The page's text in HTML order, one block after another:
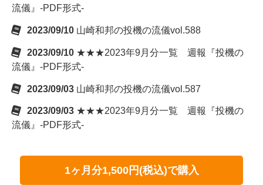
流儀』-PDF形式-
2023/09/10 山崎和邦の投機の流儀vol.588
2023/09/10 ★★★2023年9月分一覧 週報『投機の
流儀』-PDF形式-
2023/09/03 山崎和邦の投機の流儀vol.587
2023/09/03 ★★★2023年9月分一覧 週報『投機の
流儀』-PDF形式-
1ヶ月分1,500円(税込)で購入